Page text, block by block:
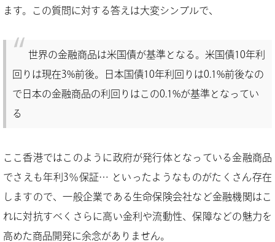
ます。この質問に対する答えは大変シンプルで、
世界の金融商品は米国債が基準となる。米国債10年利
回りは現在3%前後。日本国債10年利回りは0.1%前後なの
で日本の金融商品の利回りはこの0.1%が基準となってい
る
ここ香港ではこのように政府が発行体となっている金融商品
でさえも年利3％保証… といったようなものがたくさん存在
しますので、一般企業である生命保険会社など金融機関はこ
れに対抗すべくさらに高い金利や流動性、保障などの魅力を
高めた商品開発に余念がありません。